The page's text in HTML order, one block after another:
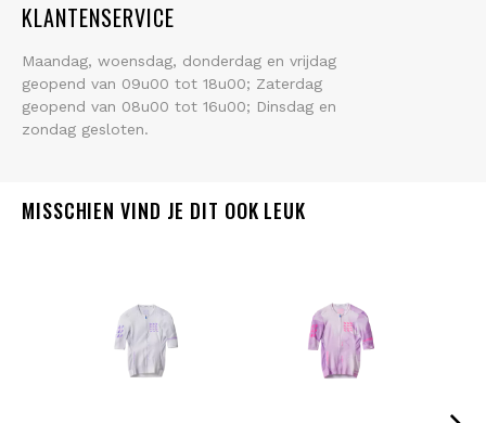
KLANTENSERVICE
Maandag, woensdag, donderdag en vrijdag
geopend van 09u00 tot 18u00; Zaterdag
geopend van 08u00 tot 16u00; Dinsdag en
zondag gesloten.
MISSCHIEN VIND JE DIT OOK LEUK